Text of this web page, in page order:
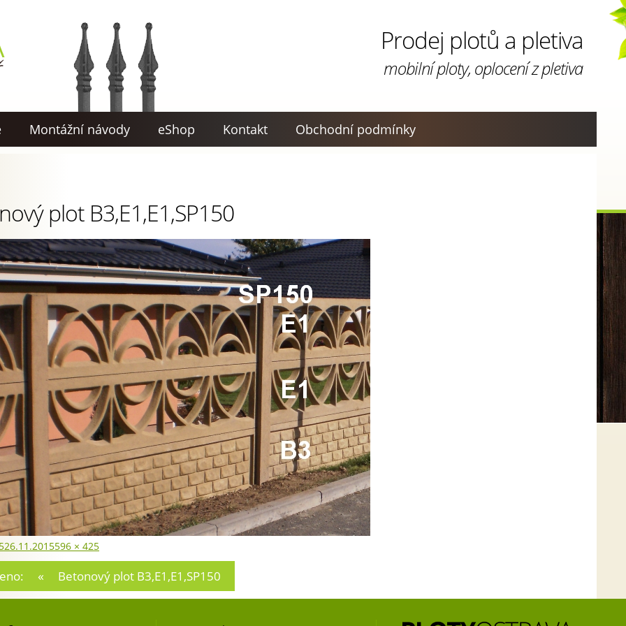
Prodej plotů a pletiva
mobilní ploty, oplocení z pletiva
Montážní návody eShop Kontakt Obchodní podmínky
plot B3,E1,E1,SP150
26.11.2015Původní
velikost:
596 × 425
Betonový plot B3,E1,E1,SP150